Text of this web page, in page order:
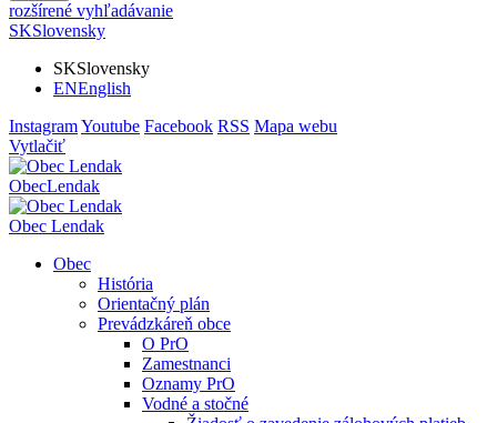
rozšírené vyhľadávanie
SKSlovensky
SKSlovensky
ENEnglish
InstagramYoutube Facebook RSS Mapa webu
Vytlačiť
ObecLendak
Obec Lendak
Obec
História
Orientačný plán
Prevádzkáreň obce
O PrO
Zamestnanci
Oznamy PrO
Vodné a stočné